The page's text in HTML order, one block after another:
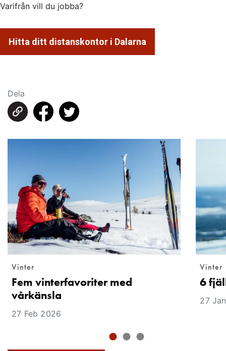
Varifrån vill du jobba?
Hitta ditt distanskontor i Dalarna
Dela
Vinter
Fem vinterfavoriter med
vårkänsla
27 Feb 2026
Vinter
6
27